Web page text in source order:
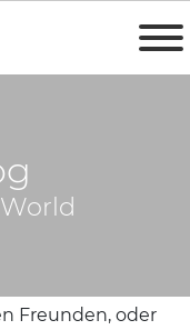
Freunden, oder